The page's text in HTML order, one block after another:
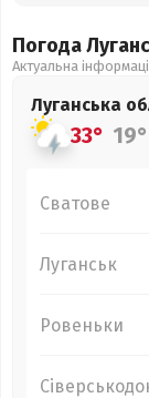
Погода
Актуальна
Луганська
33° 19°
Сватове
Луганськ
Ровеньки